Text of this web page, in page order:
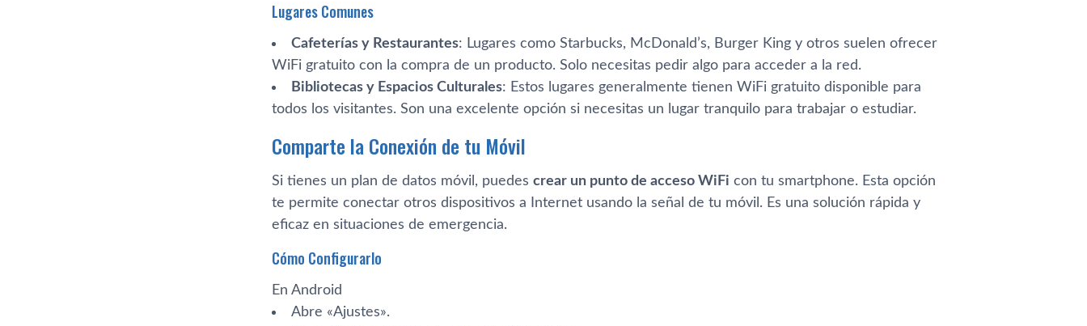
Lugares Comunes
Cafeterías y Restaurantes: Lugares como Starbucks, McDonald’s, Burger King y otros suelen ofrecer
WiFi gratuito con la compra de un producto. Solo necesitas pedir algo para acceder a la red.
Bibliotecas y Espacios Culturales: Estos lugares generalmente tienen WiFi gratuito disponible para
todos los visitantes. Son una excelente opción si necesitas un lugar tranquilo para trabajar o estudiar.
Comparte la Conexión de tu Móvil
Si tienes un plan de datos móvil, puedes crear un punto de acceso WiFi con tu smartphone. Esta opción
te permite conectar otros dispositivos a Internet usando la señal de tu móvil. Es una solución rápida y
eficaz en situaciones de emergencia.
Cómo Configurarlo
En Android
Abre «Ajustes».